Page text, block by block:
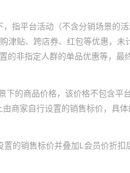
，指平台活动（不含分销场景
津贴、跨店券、红包等优惠，
的非指定人群的单品优惠等，
下的商品价格，该价格不包含平
商家自行设置的销售标价，具
的销售标价并叠加L会员价折扣